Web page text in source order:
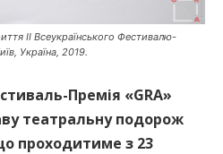
ІІ Всеукраїнського Фестивалю-
Україна, 2019.
Премія «GRA»
театральну подорож
проходитиме з 23